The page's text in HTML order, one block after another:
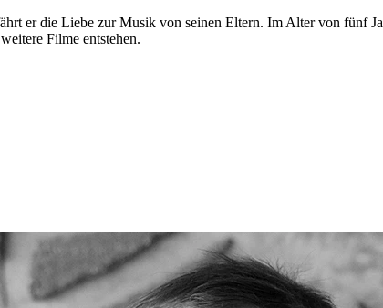
er die Liebe zur Musik von seinen Eltern. Im Alter von fünf
Filme entstehen.